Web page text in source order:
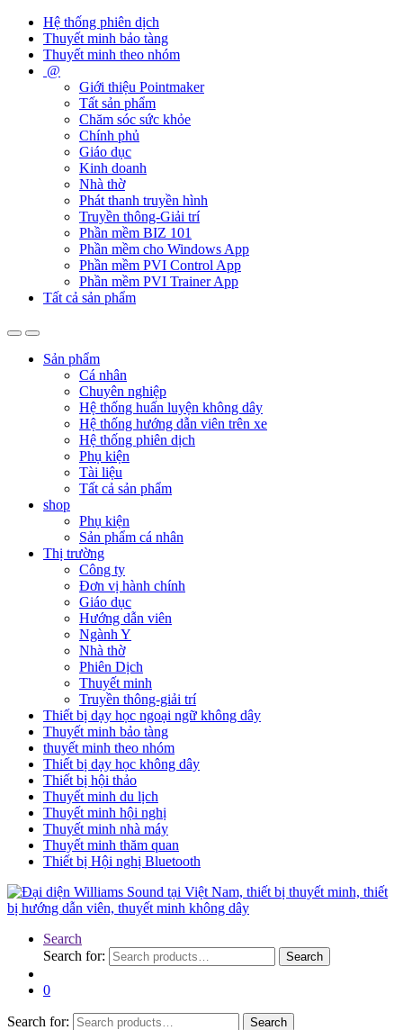
Hệ thống phiên dịch
Thuyết minh bảo tàng
Thuyết minh theo nhóm
@
Giới thiệu Pointmaker
Tất sản phẩm
Chăm sóc sức khỏe
Chính phủ
Giáo dục
Kinh doanh
Nhà thờ
Phát thanh truyền hình
Truyền thông-Giải trí
Phần mềm BIZ 101
Phần mềm cho Windows App
Phần mềm PVI Control App
Phần mềm PVI Trainer App
Tất cả sản phẩm
Sản phẩm
Cá nhân
Chuyên nghiệp
Hệ thống huấn luyện không dây
Hệ thống hướng dẫn viên trên xe
Hệ thống phiên dịch
Phụ kiện
Tài liệu
Tất cả sản phẩm
shop
Phụ kiện
Sản phẩm cá nhân
Thị trường
Công ty
Đơn vị hành chính
Giáo dục
Hướng dẫn viên
Ngành Y
Nhà thờ
Phiên Dịch
Thuyết minh
Truyền thông-giải trí
Thiết bị dạy học ngoại ngữ không dây
Thuyết minh bảo tàng
thuyết minh theo nhóm
Thiết bị dạy học không dây
Thiết bị hội thảo
Thuyết minh du lịch
Thuyết minh hội nghị
Thuyết minh nhà máy
Thuyết minh thăm quan
Thiết bị Hội nghị Bluetooth
Search
Search for:
Search
0
Search for: Search